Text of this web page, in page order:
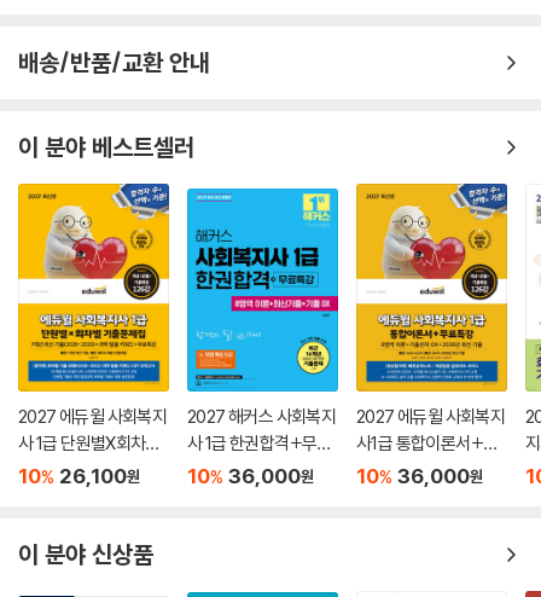
배송/반품/교환 안내
이 분야 베스트셀러
2027 에듀윌 사회복지
사 1급 단원별X회차별
기출문제집+무료특강
10% 26,100원
2027 해커스 사회복지
사 1급 한권합격+무료
특강 (8영역 이론+최
10% 36,000원
2027 에듀윌 사회복지
사1급 통합이론서+무
료특강
10% 36,000원
이 분야 신상품